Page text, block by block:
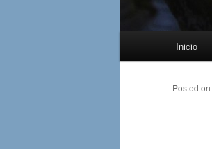
Inicio
Posted on